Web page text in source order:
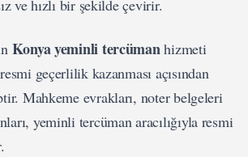
ve hızlı bir şekilde çevirir.
Konya yeminli tercümanhizmeti
geçerlilik kazanması açısından
Mahkeme evrakları, noter belgeleri
yeminli tercüman aracılığıyla resmi